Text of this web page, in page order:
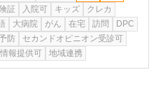
証 入院可 キッズ
クレカ
大病院 がん 在宅 訪問
DPC
防
セカンドオピニオン受診可
報提供可
地域連携